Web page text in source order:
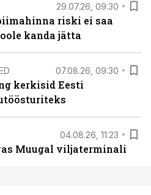
29.07.26, 09:30
riski ei saa
kanda jätta
07.08.26, 09:30
kerkisid Eesti
04.08.26, 11:23
Muugal viljaterminali